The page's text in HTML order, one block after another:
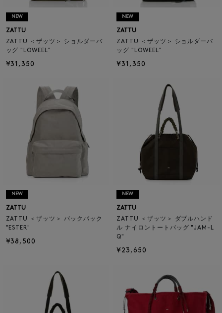
NEW
ZATTU
ZATTU ＜ザッツ＞ ショルダーバ
ッグ "LOWEEL"
¥31,350
NEW
ZATTU
ZATTU ＜ザッツ＞ ショルダーバ
ッグ "LOWEEL"
¥31,350
NEW
ZATTU
ZATTU ＜ザッツ＞ バックパック
"ESTER"
¥38,500
NEW
ZATTU
ZATTU ＜ザッツ＞ ダブルハンド
ル ナイロントートバッグ "JAM-L
Q"
¥23,650